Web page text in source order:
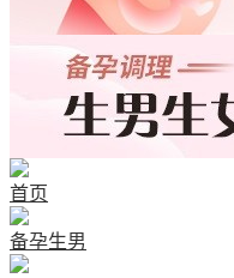
首页
备孕生男